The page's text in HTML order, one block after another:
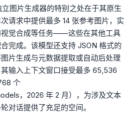
图片生成器的特别之处在于其原生
请求中提供最多 14 张参考图片，实
视觉合成等任务——这些在其他工具
完成。该模型还支持 JSON 格式的
片生成与元数据提取或自动后处理
输入上下文窗口接受最多 65,536
个
，2026 年 2 月），为涉及文本
对话提供了充足的空间。